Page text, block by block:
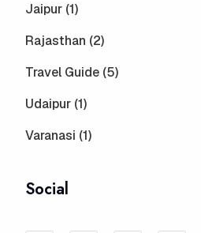
Jaipur (1)
Rajasthan (2)
Travel Guide (5)
Udaipur (1)
Varanasi (1)
Social